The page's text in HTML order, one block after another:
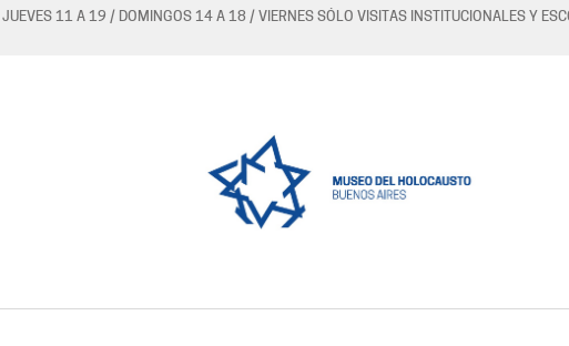
JUEVES 11 A 19 / DOMINGOS 14 A 18 / VIERNES SÓLO VISITAS INSTITUCIONALES Y